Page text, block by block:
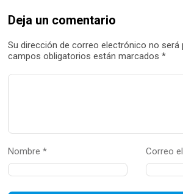
Deja un comentario
Su dirección de correo electrónico no será
campos obligatorios están marcados *
Nombre * Correo